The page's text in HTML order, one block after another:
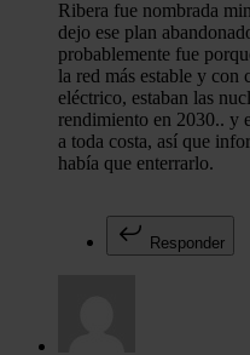
Ribera fue nombrada
dejo ese plan
probablemente fue
la red más estable y con
eléctrico, estaban las
rendimiento en 2030.. y
a toda costa, así que
había que enterrarlo.
Responder